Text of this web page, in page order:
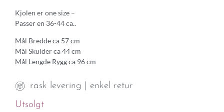
Kjolen er one size –
Passer en 36-44 ca..
Mål Bredde ca 57 cm
Mål Skulder ca 44 cm
Mål Lengde Rygg ca 96 cm
rask levering | enkel retur
Utsolgt